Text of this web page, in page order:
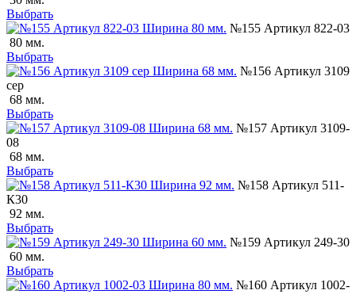
Выбрать
№155 Артикул 822-03
80 мм.
Выбрать
№156 Артикул 3109
сер
68 мм.
Выбрать
№157 Артикул 3109-
08
68 мм.
Выбрать
№158 Артикул 511-
К30
92 мм.
Выбрать
№159 Артикул 249-30
60 мм.
Выбрать
№160 Артикул 1002-